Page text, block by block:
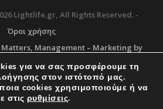
Lightlife.gr, All Rights Reserved. -
Όροι χρήσης
, Management – Marketing by
Services
Corporate Support
για να σας προσφέρουμε τη
στον ιστότοπό μας.
cookies χρησιμοποιούμε ή να
στις ρυθμίσεις.